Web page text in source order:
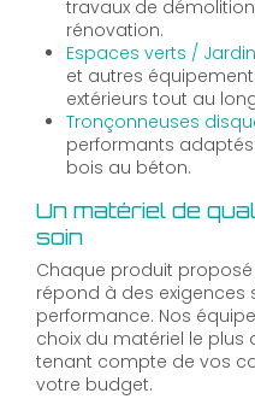
travaux de
rénovation.
Espaces verts /
et autres
extérieurs tout au
Tronçonneuses
performants
bois au béton.
Un matériel de
soin
Chaque produit
répond à des exigences
performance. Nos
choix du matériel le
tenant compte de vos
votre budget.